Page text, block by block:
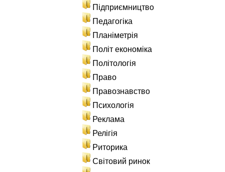
Підприємництво
Педагогіка
Планіметрія
Політ економіка
Політологія
Право
Правознавство
Психологія
Реклама
Релігія
Риторика
Світовий ринок